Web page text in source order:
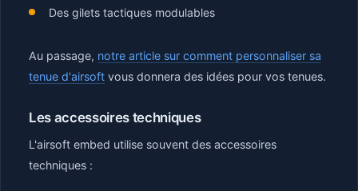
Des gilets tactiques modulables
Au passage, notre article sur comment personnaliser sa
tenue d'airsoft vous donnera des idées pour vos tenues.
Les accessoires techniques
L'airsoft embed utilise souvent des accessoires
techniques :